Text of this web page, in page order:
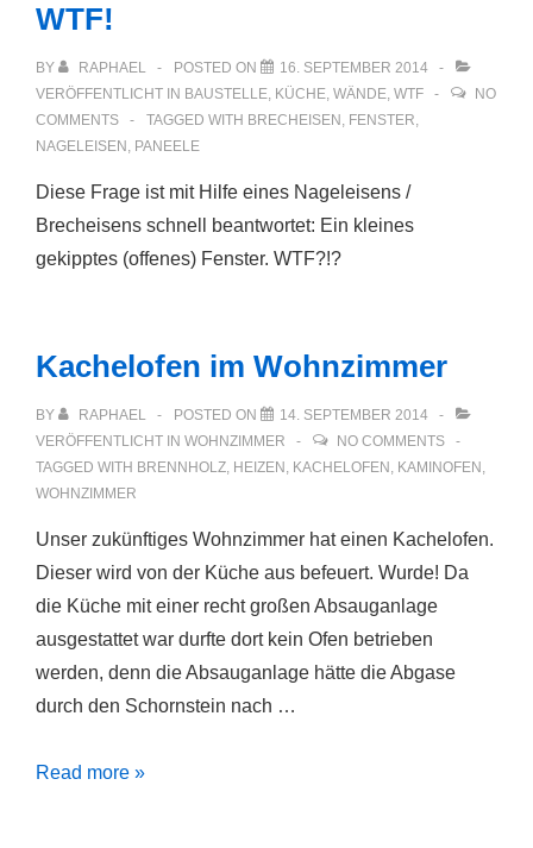
WTF!
BY RAPHAEL POSTED ON
16. SEPTEMBER 2014
VERÖFFENTLICHT IN BAUSTELLE, KÜCHE, WÄNDE, WTF
NO
COMMENTS
TAGGED WITH BRECHEISEN , FENSTER,
NAGELEISEN , PANEELE
Diese Frage ist mit Hilfe eines Nageleisens /
Brecheisens schnell beantwortet: Ein kleines
gekipptes (offenes) Fenster. WTF?!?
Kachelofen im Wohnzimmer
BY RAPHAEL POSTED ON
14. SEPTEMBER 2014
VERÖFFENTLICHT IN WOHNZIMMER
NO COMMENTS
TAGGED WITH BRENNHOLZ, HEIZEN , KACHELOFEN , KAMINOFEN ,
WOHNZIMMER
Unser zukünftiges Wohnzimmer hat einen Kachelofen.
Dieser wird von der Küche aus befeuert. Wurde! Da
die Küche mit einer recht großen Absauganlage
ausgestattet war durfte dort kein Ofen betrieben
werden, denn die Absauganlage hätte die Abgase
durch den Schornstein nach …
Kachelofen
Read more »